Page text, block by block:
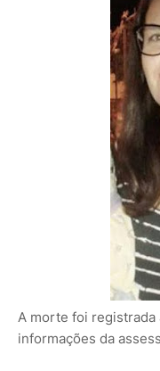
A morte foi registrada
informações da